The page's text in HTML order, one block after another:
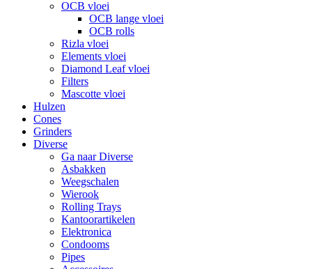
OCB vloei
OCB lange vloei
OCB rolls
Rizla vloei
Elements vloei
Diamond Leaf vloei
Filters
Mascotte vloei
Hulzen
Cones
Grinders
Diverse
Ga naar Diverse
Asbakken
Weegschalen
Wierook
Rolling Trays
Kantoorartikelen
Elektronica
Condooms
Pipes